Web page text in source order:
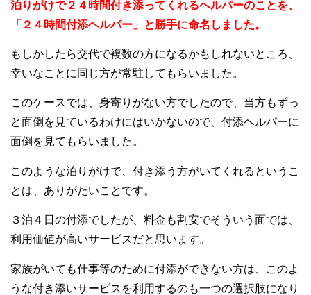
泊りがけで２４時間付き添ってくれるヘルパーのことを、
「２４時間付添ヘルパー」と勝手に命名しました。
もしかしたら交代で複数の方になるかもしれないところ、
幸いなことに同じ方が常駐してもらいました。
このケースでは、身寄りがない方でしたので、当方もずっ
と面倒を見ているわけにはいかないので、付添ヘルパーに
面倒を見てもらいました。
このような泊りがけで、付き添う方がいてくれるというこ
とは、ありがたいことです。
３泊４日の付添でしたが、料金も割安でそういう面では、
利用価値が高いサービスだと思います。
家族がいても仕事等のために付添ができない方は、このよ
うな付き添いサービスを利用するのも一つの選択肢になり